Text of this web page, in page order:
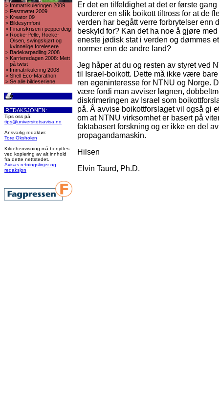
> Immatrikuleringen 2009
> Festmøtet 2009
> Kreator 09
> Bildesymfoni
> Finanskrisen i pepperdeig
> Rocke-Pelle, Rocke-
Olsen, swingskjørt og
kvinnelige forelesere
> Badekarpadling 2008
> Karrieredagen 2008: Mett
på twist
> Immatrikulering 2008
> Shell Eco-Marathon
> Se alle bildeseriene
REDAKSJONEN:
Tips oss på:
tips@universitetsavisa.no
Ansvarlig redaktør:
Tore Oksholen
Kildehenvisning må benyttes
ved kopiering av alt innhold
fra dette nettstedet.
Avisas retningslinjer og
redaksjon
Er det en tilfeldighet at det er første
vurderer en slik boikott tiltross for at de
verden har begått verre forbrytelser enn
beskyld for? Kan det ha noe å gjøre
eneste jødisk stat i verden og dømmes
normer enn de andre land?
Jeg håper at du og resten av styret ved
til Israel-boikott. Dette må ikke være
ren egeninteresse for NTNU og Norge.
være fordi man avviser løgnen,
diskrimeringen av Israel som
på. Å avvise boikottforslaget vil også gi
om at NTNU virksomhet er basert på
faktabasert forskning og er ikke en del
propagandamaskin.
Hilsen
Elvin Taurd, Ph.D.